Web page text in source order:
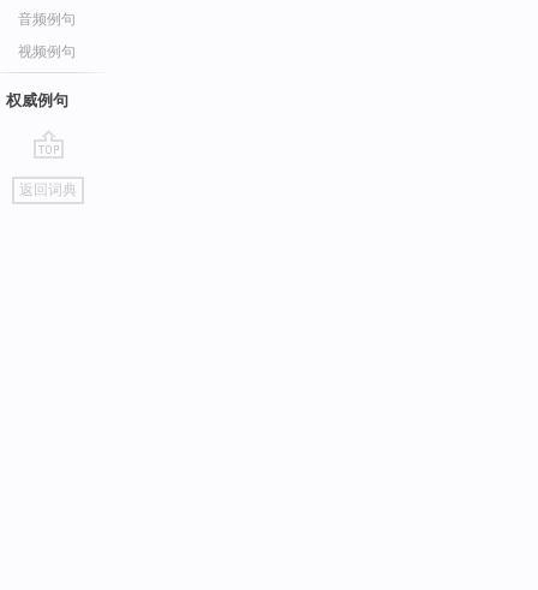
音频例句
视频例句
权威例句
go
top
返回词典